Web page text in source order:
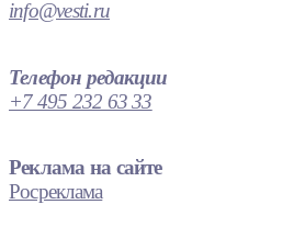
info@vesti.ru
Телефон редакции
+7 495 232 63 33
Реклама на сайте
Росреклама